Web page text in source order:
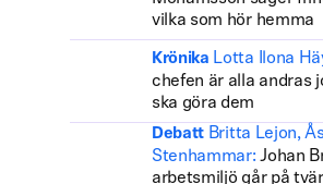
vilka som hör hemma
Krönika Lotta Ilona
chefen är alla andras
ska göra dem
Debatt Britta Lejon,
Stenhammar: Johan
arbetsmiljö går på